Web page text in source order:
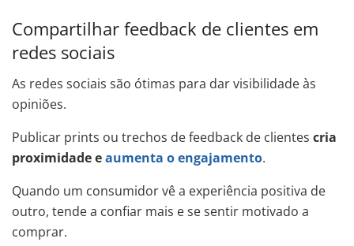
Compartilhar feedback de clientes em
redes sociais
As redes sociais são ótimas para dar visibilidade às
opiniões.
Publicar prints ou trechos de feedback de clientes cria
proximidade eaumenta o engajamento.
Quando um consumidor vê a experiência positiva de
outro, tende a confiar mais e se sentir motivado a
comprar.